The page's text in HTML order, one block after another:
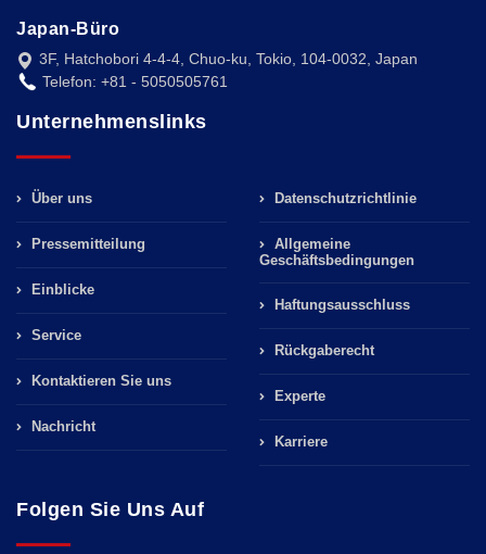
Japan-Büro
3F, Hatchobori 4-4-4, Chuo-ku, Tokio, 104-0032, Japan
Telefon: +81 - 5050505761
Unternehmenslinks
Über uns
Pressemitteilung
Einblicke
Service
Kontaktieren Sie uns
Nachricht
Datenschutzrichtlinie
Allgemeine
Geschäftsbedingungen
Haftungsausschluss
Rückgaberecht
Experte
Karriere
Folgen Sie Uns Auf